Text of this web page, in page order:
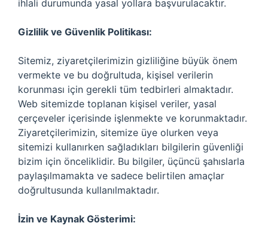
ihlali durumunda yasal yollara başvurulacaktır.
Gizlilik ve Güvenlik Politikası:
Sitemiz, ziyaretçilerimizin gizliliğine büyük önem
vermekte ve bu doğrultuda, kişisel verilerin
korunması için gerekli tüm tedbirleri almaktadır.
Web sitemizde toplanan kişisel veriler, yasal
çerçeveler içerisinde işlenmekte ve korunmaktadır.
Ziyaretçilerimizin, sitemize üye olurken veya
sitemizi kullanırken sağladıkları bilgilerin güvenliği
bizim için önceliklidir. Bu bilgiler, üçüncü şahıslarla
paylaşılmamakta ve sadece belirtilen amaçlar
doğrultusunda kullanılmaktadır.
İzin ve Kaynak Gösterimi: